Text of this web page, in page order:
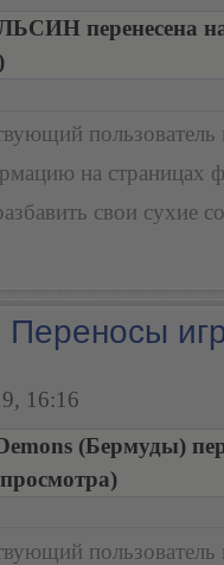
перенесена на
пользователь
на страницах
свои сухие
16:16
(Бермуды)
пользователь